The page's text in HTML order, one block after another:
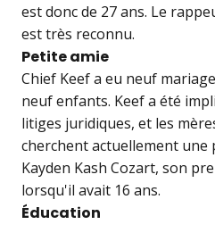
est donc de 27 ans. Le
est très reconnu.
Petite amie
Chief Keef a eu neuf
neuf enfants. Keef a été
litiges juridiques, et les
cherchent actuellement une
Kayden Kash Cozart, son
lorsqu'il avait 16 ans.
Éducation